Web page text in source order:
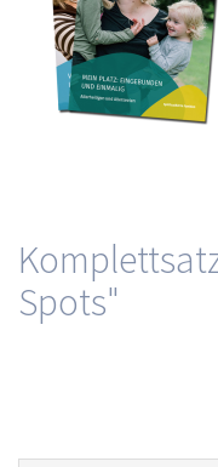
Spots"